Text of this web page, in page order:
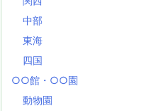
中部
東海
四国
○○館・○○園
動物園